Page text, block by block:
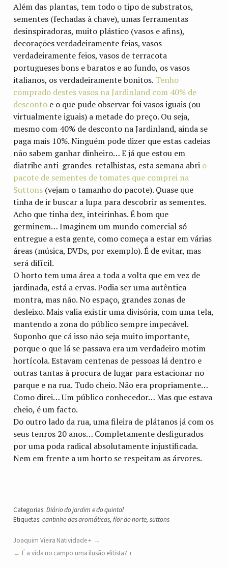
Além das plantas, tem todo o tipo de substratos,
sementes (fechadas à chave), umas ferramentas
desinspiradoras, muito plástico (vasos e afins),
decorações verdadeiramente feias, vasos
verdadeiramente feios, vasos de terracota
portugueses bons e baratos e ao fundo, os vasos
italianos, os verdadeiramente bonitos. Tenho
comprado destes vasos na Jardinland com 40% de
desconto e o que pude observar foi vasos iguais (ou
virtualmente iguais) a metade do preço. Ou seja,
mesmo com 40% de desconto na Jardinland, ainda se
paga mais 10%. Ninguém pode dizer que estas cadeias
não sabem ganhar dinheiro… E já que estou em
diatribe anti-grandes-retalhistas, esta semana abri o
pacote de sementes de tomates que comprei na
Suttons (vejam o tamanho do pacote). Quase que
tinha de ir buscar a lupa para descobrir as sementes.
Acho que tinha dez, inteirinhas. É bom que
germinem… Imaginem um mundo comercial só
entregue a esta gente, como começa a estar em várias
áreas (música, DVDs, por exemplo). É de evitar, mas
será difícil.
O horto tem uma área a toda a volta que em vez de
jardinada, está a ervas. Podia ser uma autêntica
montra, mas não. No espaço, grandes zonas de
desleixo. Mais valia existir uma divisória, com uma tela,
mantendo a zona do público sempre impecável.
Suponho que cá isso não seja muito importante,
porque o que lá se passava era um verdadeiro motim
hortícola. Estavam centenas de pessoas lá dentro e
outras tantas à procura de lugar para estacionar no
parque e na rua. Tudo cheio. Não era propriamente…
Como direi… Um público conhecedor… Mas que estava
cheio, é um facto.
Do outro lado da rua, uma fileira de plátanos já com os
seus tenros 20 anos… Completamente desfigurados
por uma poda radical absolutamente injustificada.
Nem em frente a um horto se respeitam as árvores.
Categorias: Diário do jardim e do quintal
Etiquetas: cantinho das aromáticas, flor do norte, suttons
Joaquim Vieira Natividade +
É a vida no campo uma ilusão elitista? +